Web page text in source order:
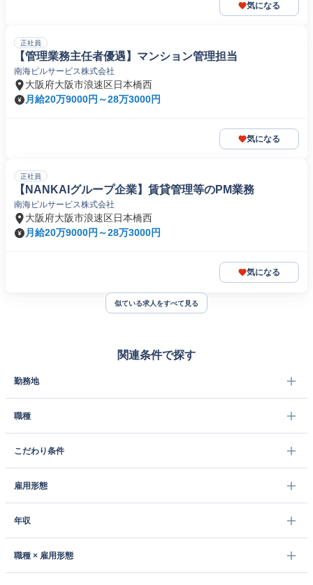
気になる
正社員
【管理業務主任者優遇】マンション管理担当
南海ビルサービス株式会社
大阪府大阪市浪速区日本橋西
月給20万9000円～28万3000円
気になる
正社員
【NANKAIグループ企業】賃貸管理等のPM業務
南海ビルサービス株式会社
大阪府大阪市浪速区日本橋西
月給20万9000円～28万3000円
気になる
似ている求人をすべて見る
関連条件で探す
勤務地
職種
こだわり条件
雇用形態
年収
職種 × 雇用形態